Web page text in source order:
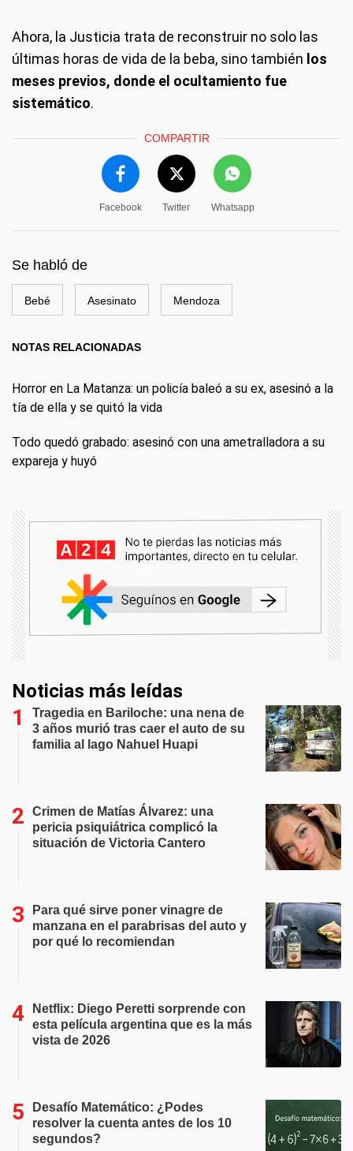
Ahora, la Justicia trata de reconstruir no solo las
últimas horas de vida de la beba, sino también los
meses previos, donde el ocultamiento fue
sistemático.
COMPARTIR
Facebook Twitter Whatsapp
Se habló de
Bebé Asesinato Mendoza
NOTAS RELACIONADAS
Horror en La Matanza: un policía baleó a su ex, asesinó a la
tía de ella y se quitó la vida
Todo quedó grabado: asesinó con una ametralladora a su
expareja y huyó
Noticias más leídas
Tragedia en Bariloche: una nena de
3 años murió tras caer el auto de su
familia al lago Nahuel Huapi
Crimen de Matías Álvarez: una
pericia psiquiátrica complicó la
situación de Victoria Cantero
Para qué sirve poner vinagre de
manzana en el parabrisas del auto y
por qué lo recomiendan
Netflix: Diego Peretti sorprende con
esta película argentina que es la más
vista de 2026
Desafío Matemático: ¿Podes
resolver la cuenta antes de los 10
segundos?